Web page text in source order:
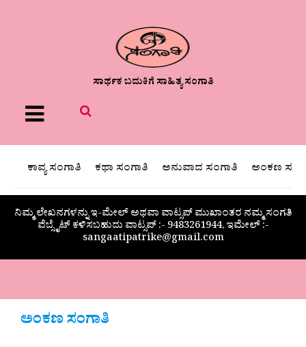
ಸಾರ್ಥಕ ಬದುಕಿಗೆ ಸಾಹಿತ್ಯ ಸಂಗಾತಿ
Menu
ಕಾವ್ಯ ಸಂಗಾತಿ ಕಥಾ ಸಂಗಾತಿ ಅನುವಾದ ಸಂಗಾತಿ ಅಂಕಣ
ನಿಮ್ಮ ಲೇಖನಗಳನ್ನು ಇ-ಮೇಲ್ ಅಥವಾ ವಾಟ್ಸಪ್ ಮುಖಾಂತರ ನಮ್ಮ ಸಂಗತಿ
ವೆಬ್ಸೈಟ್ ಕಳಿಸಬಹುದು ವಾಟ್ಸಪ್‌ :- 9483261944, ಇಮೇಲ್ :-
sangaatipatrike@gmail.com
ಅಂಕಣ ಸಂಗಾತಿ